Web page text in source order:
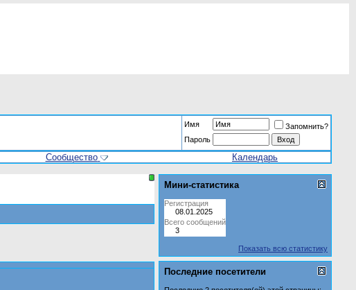
Имя
Запомнить?
Пароль
Сообщество Календарь
Мини-статистика
Регистрация
08.01.2025
Всего сообщений
3
Показать всю статистику
Последние посетители